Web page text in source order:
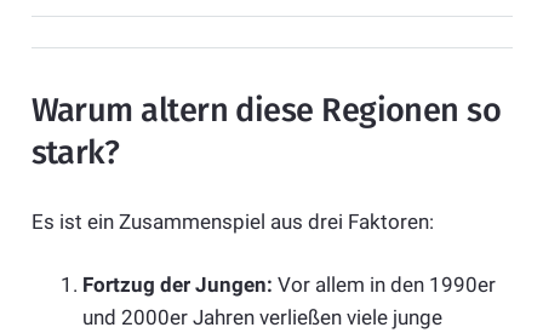
Warum altern diese Regionen so
stark?
Es ist ein Zusammenspiel aus drei Faktoren:
Fortzug der Jungen: Vor allem in den 1990er
und 2000er Jahren verließen viele junge